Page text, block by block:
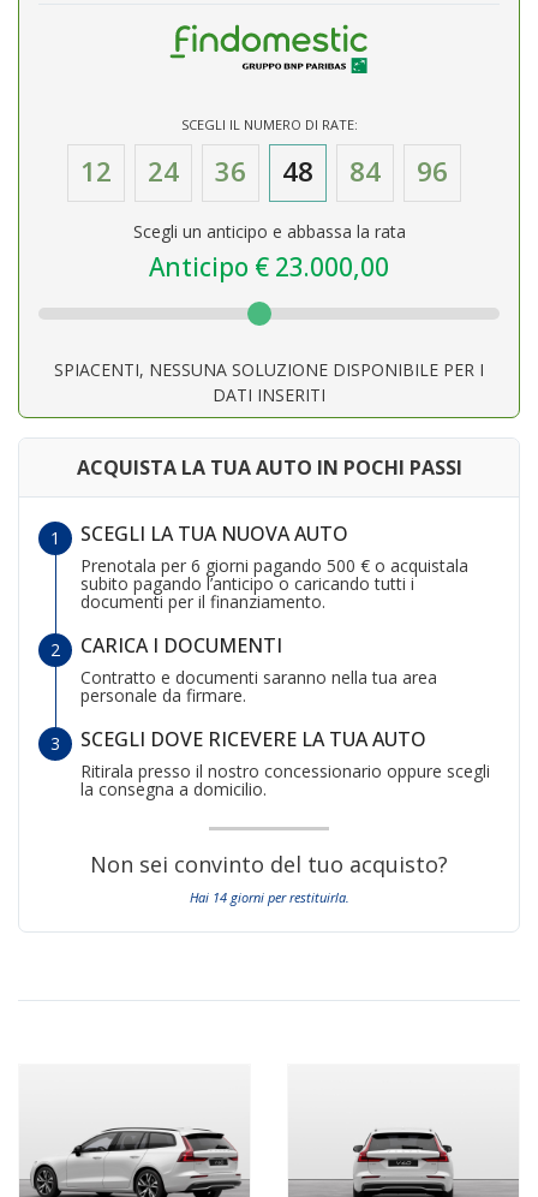
SCEGLI IL NUMERO DI RATE:
12 24 36 48 84 96
Scegli un anticipo e abbassa la rata
Anticipo € 23.000,00
SPIACENTI, NESSUNA SOLUZIONE DISPONIBILE PER I
DATI INSERITI
ACQUISTA LA TUA AUTO IN POCHI PASSI
SCEGLI LA TUA NUOVA AUTO
Prenotala per 6 giorni pagando 500 € o acquistala
subito pagando l’anticipo o caricando tutti i
documenti per il finanziamento.
CARICA I DOCUMENTI
Contratto e documenti saranno nella tua area
personale da firmare.
SCEGLI DOVE RICEVERE LA TUA AUTO
Ritirala presso il nostro concessionario oppure scegli
la consegna a domicilio.
Non sei convinto del tuo acquisto?
Hai 14 giorni per restituirla.